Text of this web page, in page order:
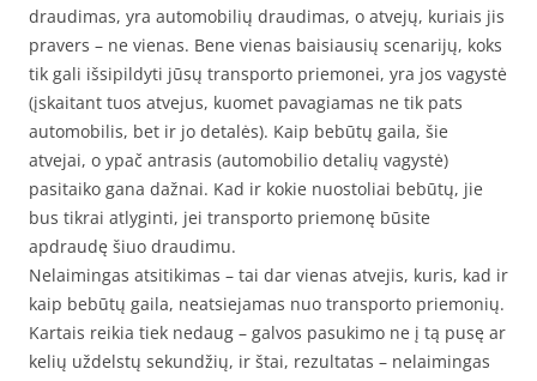
draudimas, yra automobilių draudimas, o atvejų, kuriais jis
pravers – ne vienas. Bene vienas baisiausių scenarijų, koks
tik gali išsipildyti jūsų transporto priemonei, yra jos vagystė
(įskaitant tuos atvejus, kuomet pavagiamas ne tik pats
automobilis, bet ir jo detalės). Kaip bebūtų gaila, šie
atvejai, o ypač antrasis (automobilio detalių vagystė)
pasitaiko gana dažnai. Kad ir kokie nuostoliai bebūtų, jie
bus tikrai atlyginti, jei transporto priemonę būsite
apdraudę šiuo draudimu.
Nelaimingas atsitikimas – tai dar vienas atvejis, kuris, kad ir
kaip bebūtų gaila, neatsiejamas nuo transporto priemonių.
Kartais reikia tiek nedaug – galvos pasukimo ne į tą pusę ar
kelių uždelstų sekundžių, ir štai, rezultatas – nelaimingas